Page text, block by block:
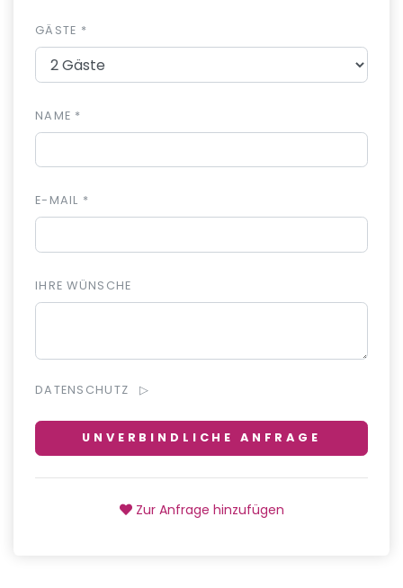
GÄSTE *
NAME *
E-MAIL *
IHRE WÜNSCHE
DATENSCHUTZ
UNVERBINDLICHE ANFRAGE
Zur Anfrage hinzufügen